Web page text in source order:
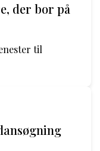
der bor på
til